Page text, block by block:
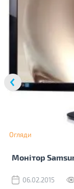
Огляди
Монітор
06.02.2015